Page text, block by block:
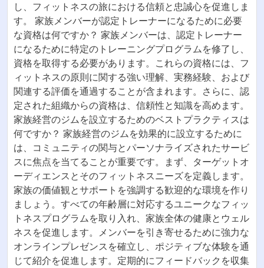
し、フィットネスの旅における信頼と忠誠心を促進しま
す。 家族メンバーが認定トレーナーになるために必要
な資格は何ですか？ 家族メンバーは、認定トレーナー
になるために特定のトレーニングプログラムを修了し、
資格を取得する必要があります。これらの資格には、フ
ィットネスの原則に関する強い理解、実務経験、および
関連する評価を通過することが含まれます。さらに、認
定された組織からの資格は、信頼性と知識を高めます。
家族経営のジムを設立するためのベストプラクティスは
何ですか？ 家族経営のジムを効果的に設立するために
は、コミュニティの関与とパーソナライズされたサービ
スに焦点を当てることが重要です。まず、ターゲットオ
ーディエンスとそのフィットネスニーズを定義します。
家族の価値観とサポートを強調する歓迎的な環境を作り
ましょう。すべての年齢層に対応するユニークなフィッ
トネスプログラムを取り入れ、家族全体の健康とウェル
ネスを促進します。メンバーを引き寄せるために強力な
オンラインプレゼンスを確立し、ポジティブな体験を通
じて紹介を促進します。定期的にフィードバックを収集